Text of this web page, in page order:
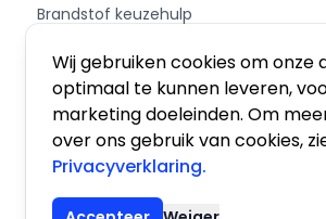
Wij gebruiken cookies om onze
optimaal te kunnen leveren,
marketing doeleinden. Om
over ons gebruik van cookies,
Privacyverklaring.
Brandstof keuzehulp
Schakel of automaat?
Private